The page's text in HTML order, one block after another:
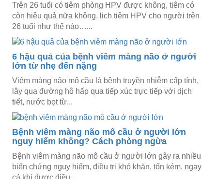
Trên 26 tuổi có tiêm phòng HPV được không, tiêm có
còn hiệu quả nữa không, lịch tiêm HPV cho người trên
26 tuổi như thế nào…...
6 hậu quả của bệnh viêm màng não ở người
lớn từ nhẹ đến nặng
Viêm màng não mô cầu là bệnh truyền nhiễm cấp tính,
lây qua đường hô hấp qua tiếp xúc trực tiếp với dịch
tiết, nước bọt từ...
Bệnh viêm màng não mô cầu ở người lớn
nguy hiểm không? Cách phòng ngừa
Bệnh viêm màng não mô cầu ở người lớn gây ra nhiều
biến chứng nguy hiểm, điều trị khó khăn, tốn kém, ngay
cả khi được điều...